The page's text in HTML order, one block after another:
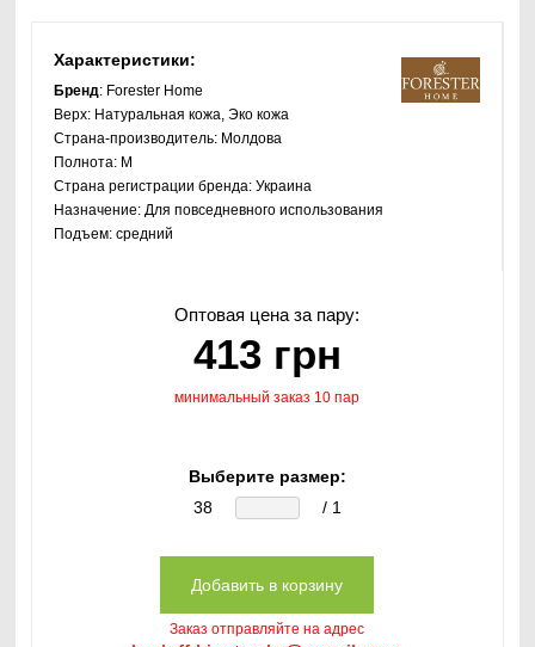
Характеристики:
Бренд: Forester Home
Верх: Натуральная кожа, Эко кожа
Страна-производитель: Молдова
Полнота: M
Страна регистрации бренда:Украина
Назначение:Для повседневного использования
Подъем:средний
Оптовая цена за пару:
413 грн
минимальный заказ 10 пар
Выберите размер:
38
/ 1
Заказ отправляйте на адрес